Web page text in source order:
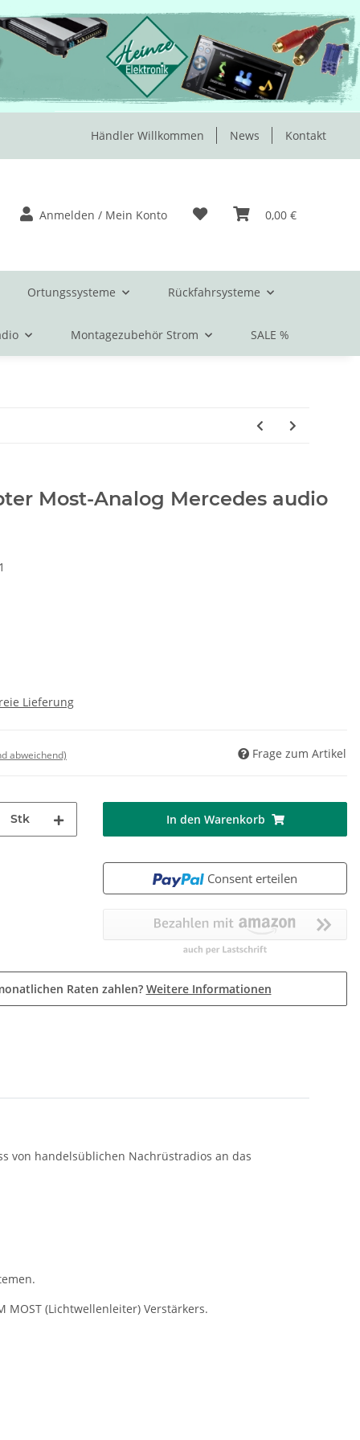
Händler Willkommen News Kontakt
Anmelden / Mein Konto 0,00 €
Ortungssysteme Rückfahrsysteme
Montagezubehör Strom SALE %
Most-Analog Mercedes audio
Lieferung
abweichend) Frage zum Artikel
Stk In den Warenkorb
Consent erteilen
Raten zahlen? Weitere Informationen
von handelsüblichen Nachrüstradios an das
(Lichtwellenleiter) Verstärkers.